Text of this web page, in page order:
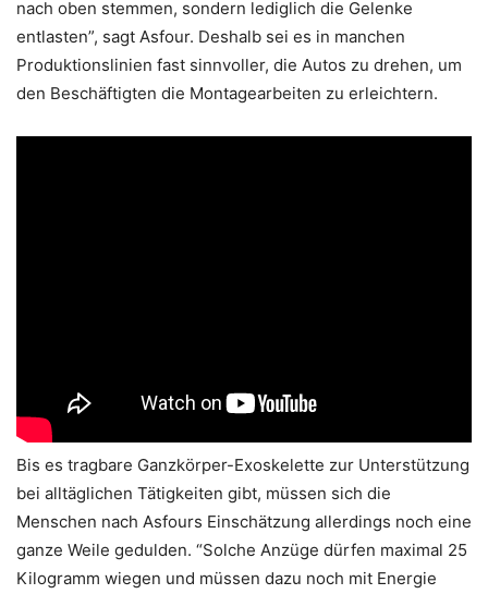
nach oben stemmen, sondern lediglich die Gelenke
entlasten”, sagt Asfour. Deshalb sei es in manchen
Produktionslinien fast sinnvoller, die Autos zu drehen, um
den Beschäftigten die Montagearbeiten zu erleichtern.
Bis es tragbare Ganzkörper-Exoskelette zur Unterstützung
bei alltäglichen Tätigkeiten gibt, müssen sich die
Menschen nach Asfours Einschätzung allerdings noch eine
ganze Weile gedulden. “Solche Anzüge dürfen maximal 25
Kilogramm wiegen und müssen dazu noch mit Energie